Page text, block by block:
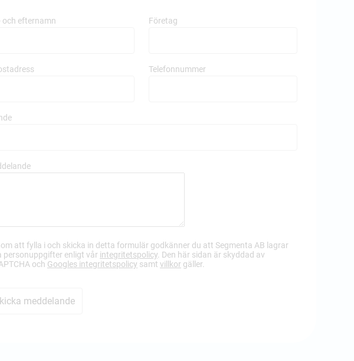
och efternamn Företag
Telefonnummer
att fylla i och skicka in detta formulär godkänner du att Segmenta AB lagrar
personuppgifter enligt vår integritetspolicy. Den här sidan är skyddad av
och Googles integritetspolicy samt villkor gäller.